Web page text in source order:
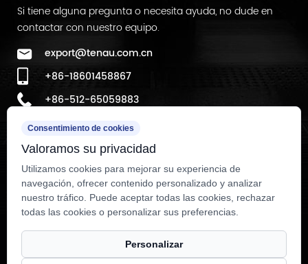
Si tiene alguna pregunta o necesita ayuda, no dude en
contactar con nuestro equipo.
export@tenau.com.cn
+86-18601458867
+86-512-65059883
Ubicación de la fábrica:
Al este de la Calle Xicheng, al norte de la Calle Lianyi, Zona
de Desarrollo Económico de Nanxun, Distrito de Nanxun,
Ciudad de Huzhou, Provincia de Zhejiang, República
Popular China.
Consentimiento de cookies
Valoramos su privacidad
Utilizamos cookies para mejorar su experiencia de
navegación, ofrecer contenido personalizado y analizar
nuestro tráfico. Puede aceptar todas las cookies, rechazar
todas las cookies o personalizar sus preferencias.
Personalizar